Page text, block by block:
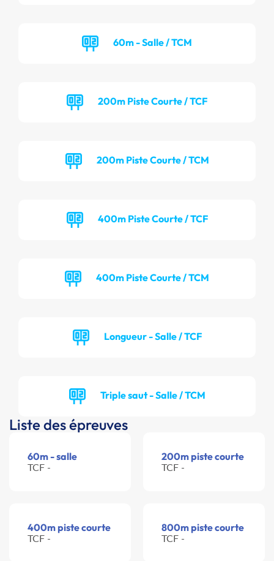
60m - Salle / TCM
200m Piste Courte / TCF
200m Piste Courte / TCM
400m Piste Courte / TCF
400m Piste Courte / TCM
Longueur - Salle / TCF
Triple saut - Salle / TCM
Liste des épreuves
60m - salle
TCF -
200m piste courte
TCF -
400m piste courte
TCF -
800m piste courte
TCF -